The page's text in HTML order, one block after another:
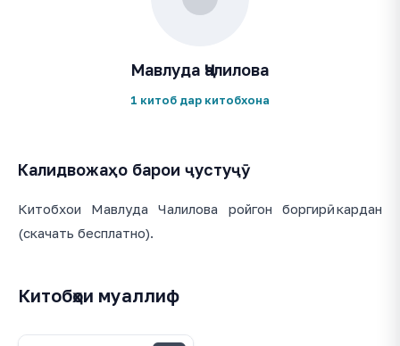
Мавлуда Ҷалилова
1 китоб дар китобхона
Калидвожаҳо барои ҷустуҷӯ
Китобхои Мавлуда Чалилова ройгон боргирӣ кардан
(скачать бесплатно).
Китобҳои муаллиф